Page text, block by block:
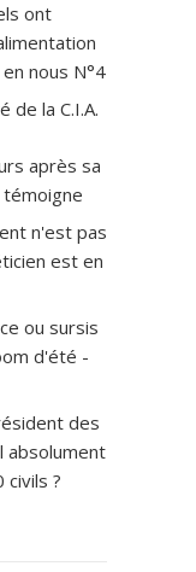
ont
nous N°4
de la C.I.A.
après sa
n'est pas
est en
ou sursis
d'été -
des
absolument
?